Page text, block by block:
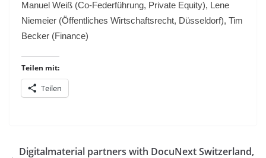
Manuel Weiß (Co-Federführung, Private Equity), Lene
Niemeier (Öffentliches Wirtschaftsrecht, Düsseldorf), Tim
Becker (Finance)
Teilen mit:
Teilen
Digitalmaterial partners with DocuNext Switzerland,